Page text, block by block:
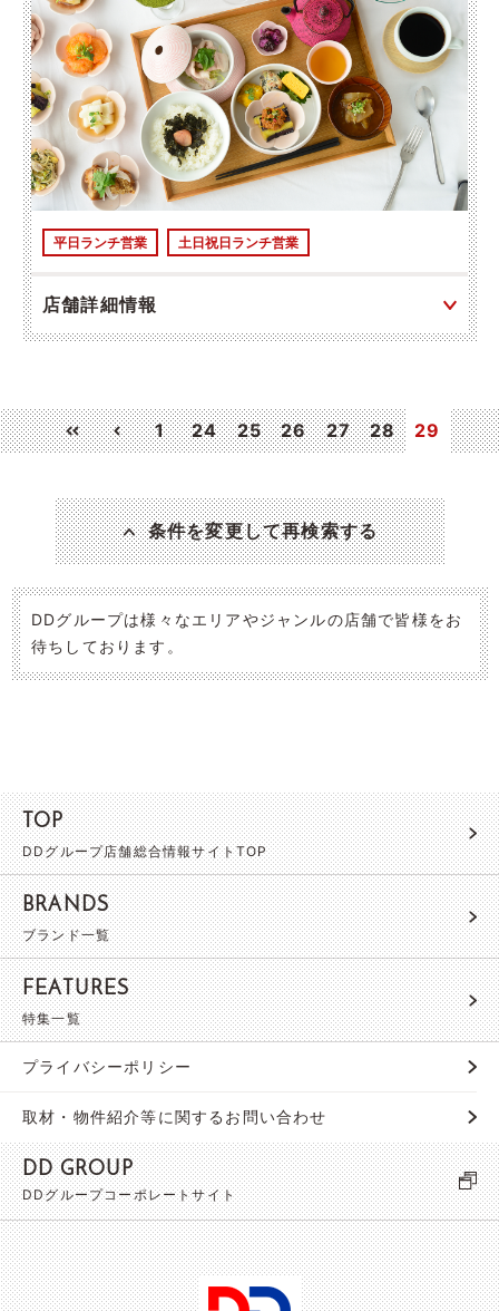
平日ランチ営業 土日祝日ランチ営業
店舗詳細情報
1 24 25 26 27 28 29
条件を変更して再検索する
DDグループは様々なエリアやジャンルの店舗で皆様をお
待ちしております。
TOP
DDグループ店舗総合情報サイトTOP
BRANDS
ブランド一覧
FEATURES
特集一覧
プライバシーポリシー
取材・物件紹介等に関するお問い合わせ
DD GROUP
DDグループコーポレートサイト